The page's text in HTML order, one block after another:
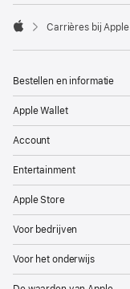

Carrières bij Apple
Bestellen en informatie
Apple Wallet
Account
Entertainment
Apple Store
Voor bedrijven
Voor het onderwijs